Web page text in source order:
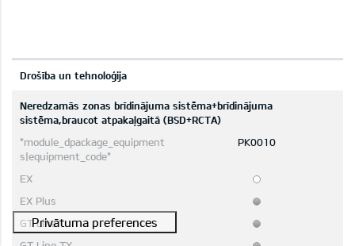
Drošība un tehnoloģija
Neredzamās zonas brīdinājuma sistēma+brīdinājuma
sistēma,braucot atpakaļgaitā (BSD+RCTA)
PK0010